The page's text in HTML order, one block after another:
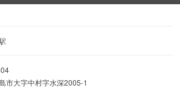
市大字中村字水深2005-1